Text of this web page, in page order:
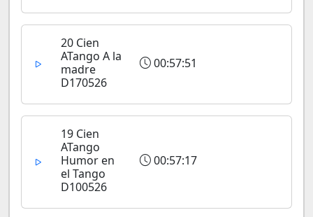
20 Cien
ATango A la
madre
D170526
00:57:51
19 Cien
ATango
Humor en
el Tango
D100526
00:57:17